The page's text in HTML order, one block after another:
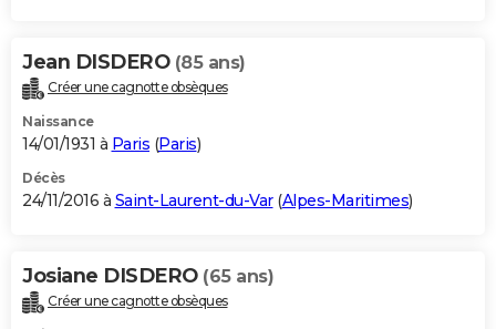
Jean DISDERO (85 ans)
Créer une cagnotte obsèques
Naissance
14/01/1931 à Paris (Paris)
Décès
24/11/2016 à Saint-Laurent-du-Var(Alpes-Maritimes)
Josiane DISDERO (65 ans)
Créer une cagnotte obsèques